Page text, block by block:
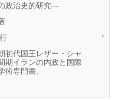
政治史的研究―
初代国王レザー・シャ
期イランの内政と国際
術専門書。